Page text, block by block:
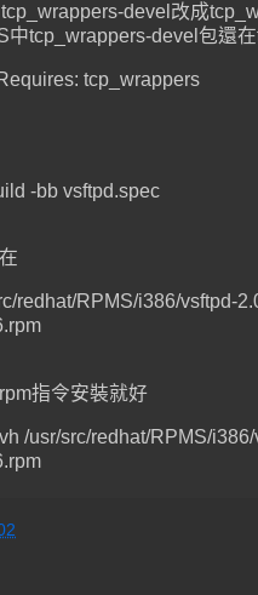
devel改成
中tcp_wrappers-devel包還
tcp_wrappers
-bb vsftpd.spec
redhat/RPMS/i386/vsftpd-
指令安裝就好
/usr/src/redhat/RPMS/